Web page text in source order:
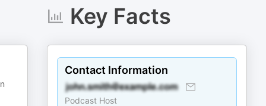
Key Facts
Contact Information
Podcast Host